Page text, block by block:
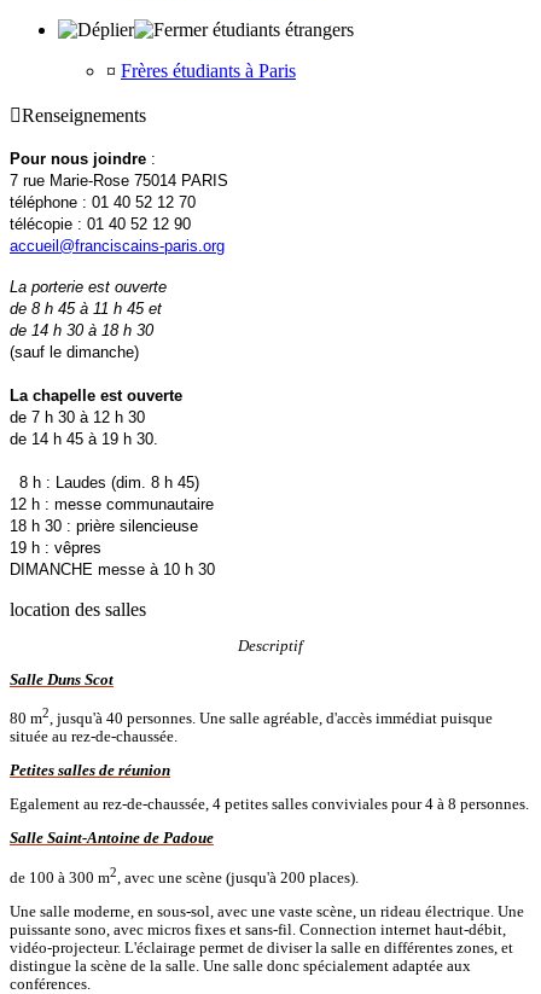
étudiants étrangers
¤ Frères étudiants à Paris
Renseignements
Pour nous joindre :
7 rue Marie-Rose 75014 PARIS
téléphone : 01 40 52 12 70
télécopie : 01 40 52 12 90
accueil@franciscains-paris.org
La porterie est ouverte
de 8 h 45 à 11 h 45 et
de 14 h 30 à 18 h 30
(sauf le dimanche)
La chapelle est ouverte
de 7 h 30 à 12 h 30
de 14 h 45 à 19 h 30.
8 h : Laudes (dim. 8 h 45)
12 h : messe communautaire
18 h 30 : prière silencieuse
19 h : vêpres
DIMANCHE messe à 10 h 30
location des salles
Descriptif
Salle Duns Scot
80 m2, jusqu'à 40 personnes. Une salle agréable, d'accès immédiat puisque
située au rez-de-chaussée.
Petites salles de réunion
Egalement au rez-de-chaussée, 4 petites salles conviviales pour 4 à 8 personnes.
Salle Saint-Antoine de Padoue
de 100 à 300 m2 , avec une scène (jusqu'à 200 places).
Une salle moderne, en sous-sol, avec une vaste scène, un rideau électrique. Une
puissante sono, avec micros fixes et sans-fil. Connection internet haut-débit,
vidéo-projecteur. L'éclairage permet de diviser la salle en différentes zones, et
distingue la scène de la salle. Une salle donc spécialement adaptée aux
conférences.